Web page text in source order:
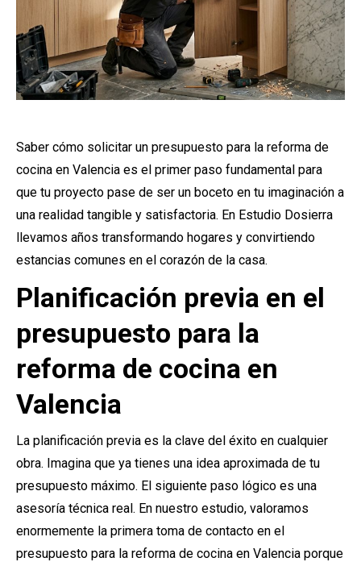
Saber cómo solicitar un presupuesto para la reforma de
cocina en Valencia es el primer paso fundamental para
que tu proyecto pase de ser un boceto en tu imaginación a
una realidad tangible y satisfactoria. En Estudio Dosierra
llevamos años transformando hogares y convirtiendo
estancias comunes en el corazón de la casa.
Planificación previa en el
presupuesto para la
reforma de cocina en
Valencia
La planificación previa es la clave del éxito en cualquier
obra. Imagina que ya tienes una idea aproximada de tu
presupuesto máximo. El siguiente paso lógico es una
asesoría técnica real. En nuestro estudio, valoramos
enormemente la primera toma de contacto en el
presupuesto para la reforma de cocina en Valencia porque